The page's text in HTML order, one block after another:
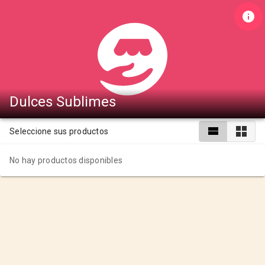
Dulces Sublimes
Seleccione sus productos
No hay productos disponibles